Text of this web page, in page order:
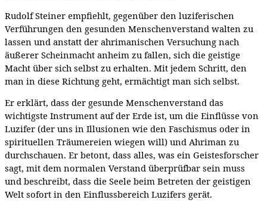
Rudolf Steiner empfiehlt, gegenüber den luziferischen
Verführungen den gesunden Menschenverstand walten zu
lassen und anstatt der ahrimanischen Versuchung nach
äußerer Scheinmacht anheim zu fallen, sich die geistige
Macht über sich selbst zu erhalten. Mit jedem Schritt, den
man in diese Richtung geht, ermächtigt man sich selbst.
Er erklärt, dass der gesunde Menschenverstand das
wichtigste Instrument auf der Erde ist, um die Einflüsse von
Luzifer (der uns in Illusionen wie den Faschismus oder in
spirituellen Träumereien wiegen will) und Ahriman zu
durchschauen. Er betont, dass alles, was ein Geistesforscher
sagt, mit dem normalen Verstand überprüfbar sein muss
und beschreibt, dass die Seele beim Betreten der geistigen
Welt sofort in den Einflussbereich Luzifers gerät.